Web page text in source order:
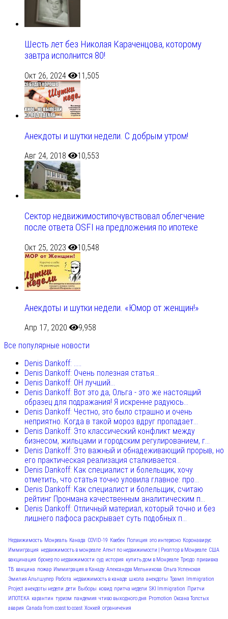
Шесть лет без Николая Караченцова, которому
завтра исполнится 80!
Окт 26, 2024 11,505
Анекдоты и шутки недели. С добрым утром!
Авг 24, 2018 10,553
Сектор недвижимостипочувствовал облегчение
после ответа OSFI на предложения по ипотеке
Окт 25, 2023 10,548
Анекдоты и шутки недели. «Юмор от женщин!»
Апр 17, 2020
9,958
Все популярные новости
Denis Dankoff: .....
Denis Dankoff: Очень полезная статья...
Denis Dankoff: ОН лучший...
Denis Dankoff: Вот это да, Ольга - это же настоящий
образец для подражания! Я искренне радуюсь...
Denis Dankoff: Честно, это было страшно и очень
неприятно. Когда в такой мороз вдруг пропадает...
Denis Dankoff: Это классический конфликт между
бизнесом, жильцами и городским регулированием, г...
Denis Dankoff: Это важный и обнадеживающий прорыв, но
его практическая реализация сталкивается...
Denis Dankoff: Как специалист и болельщик, хочу
отметить, что статья точно уловила главное: про...
Denis Dankoff: Как специалист и болельщик, считаю
рейтинг Пронмана качественным аналитическим п...
Denis Dankoff: Отличный материал, который точно и без
лишнего пафоса раскрывает суть подобных п...
Недвижимость Монреаль Канада COVID-19 Квебек Полиция это интересно Коронавирус
Иммиграция недвижимость в монреале Агент по недвижимости | Риэлтор в Монреале США
вакцинация брокер по недвижимости суд история купить дом в Монреале Трюдо прививка
ТВ вакцина пожар Иммиграция в Канаду Александра Мельникова Ольга Успенская
Эмилия Альтшулер Работа недвижимость в канаде школа анекдоты Трамп
Immigration
Project анекдоты недели дети Выборы ковид притча недели SKI Immigration Притчи
ИПОТЕКА карантин туризм пандемия чтиво выходного дня Promotion Оксана Толстых
авария Canada from coast to coast Хоккей ограничения